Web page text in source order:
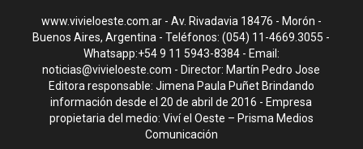
www.vivieloeste.com.ar - Av. Rivadavia 18476 - Morón -
Buenos Aires, Argentina - Teléfonos: (054) 11-4669.3055 -
Whatsapp:+54 9 11 5943-8384 - Email:
noticias@vivieloeste.com - Director: Martín Pedro Jose
Editora responsable: Jimena Paula Puñet Brindando
información desde el 20 de abril de 2016 - Empresa
propietaria del medio: Viví el Oeste – Prisma Medios
Comunicación